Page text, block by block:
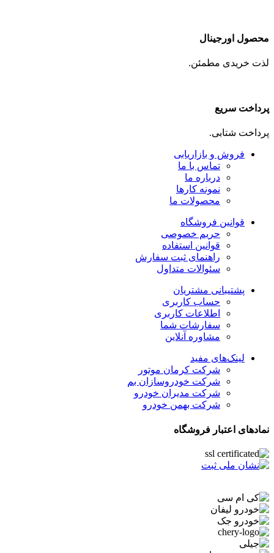
محصول اورجینال
لذت خریدی مطمئن.
پرداخت سریع
پرداخت شتابی.
فروش و بازاریابی
تماس با ما
درباره ما
نمونه کارها
محصولات ما
قوانین فروشگاه
حریم خصوصی
قوانین استفاده
راهنمای ثبت سفارش
سئوالات متداول
پشتیبانی مشتریان
حساب کاربری
اطلاعات کاربری
سفارشات شما
مشاوره آنلاین
لینک‌های مفید
شرکت کرمان موتور
شرکت خودروسازان بم
شرکت مدیران خودرو
شرکت بهمن خودرو
نمادهای اعتبار فروشگاه